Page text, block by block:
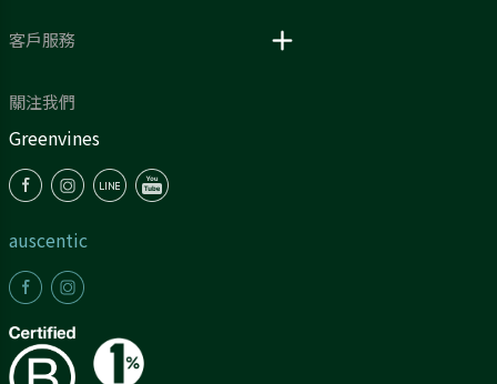
客戶服務
關注我們
Greenvines
auscentic